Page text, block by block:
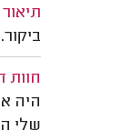
ביקור.
חוות
היה
שלי